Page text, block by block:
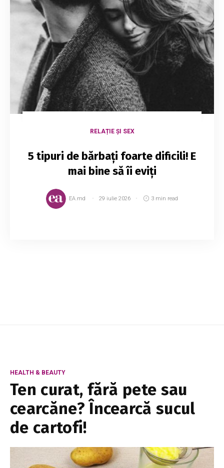
RELAȚIE ȘI SEX
5 tipuri de bărbați foarte dificili! E
mai bine să îi eviți
EA.md 29 iulie 2026 3 min read
HEALTH & BEAUTY
Ten curat, fără pete sau
cearcăne? Încearcă sucul
de cartofi!